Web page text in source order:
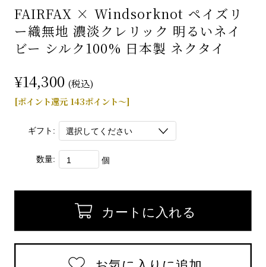
FAIRFAX × Windsorknot ペイズリ
ー織無地 濃淡クレリック 明るいネイ
ビー シルク100% 日本製 ネクタイ
¥14,300 (税込)
[ポイント還元 143ポイント～]
ギフト:
数量: 個